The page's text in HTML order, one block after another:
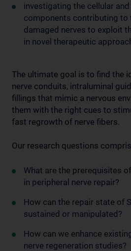
investigating the cellular
components contributing to
damaged nerves to exploit
in novel therapeutic
The ultimate goal is to find the
nerve conduits, intraluminal
fillings that mimic a nervous
them with the right cues to
fast regrowth of nerve fibers.
Our research questions
What are the prerequisites
in peripheral nerve repair?
How can the repair state of
sustained or manipulated?
How can we enhance
nerve regeneration studies?